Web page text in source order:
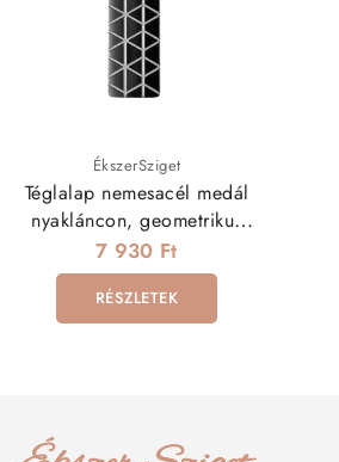
ÉkszerSziget
Téglalap nemesacél medál
nyakláncon, geometrikus
mintával
7 930 Ft
RÉSZLETEK